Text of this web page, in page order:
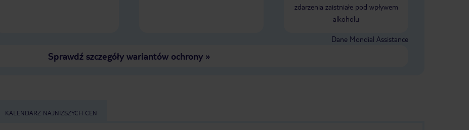
zdarzenia zaistniałe pod wpływem
alkoholu
Dane Mondial Assistance
Sprawdź szczegóły wariantów ochrony»
KALENDARZ NAJNIŻSZYCH CEN